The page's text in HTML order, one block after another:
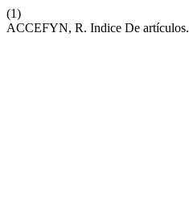
(1)
ACCEFYN, R. Indice De artículos.